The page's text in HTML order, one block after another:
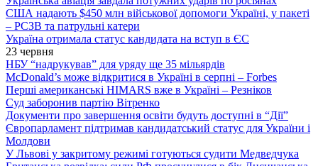
США надають $450 млн військової допомоги Україні, у пакеті
– РСЗВ та патрульні катери
Україна отримала статус кандидата на вступ в ЄС
23 червня
НБУ “надрукував” для уряду ще 35 мільярдів
McDonald’s може відкритися в Україні в серпні – Forbes
Перші американські HIMARS вже в Україні – Резніков
Суд заборонив партію Вітренко
Документи про завершення освіти будуть доступні в “Дії”
Європарламент підтримав кандидатський статус для України і
Молдови
У Львові у закритому режимі готуються судити Медведчука